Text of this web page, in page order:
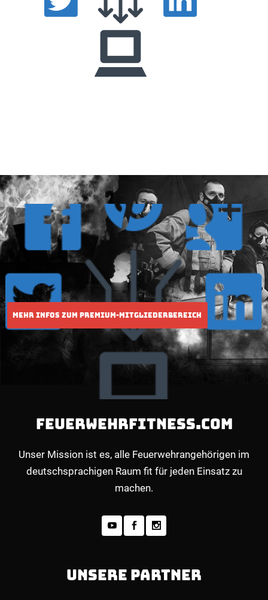
FEUERWEHRFITNESS.COM
Unser Mission ist es, alle Feuerwehrangehörigen im
deutschsprachigen Raum fit für jeden Einsatz zu
machen.
UNSERE PARTNER